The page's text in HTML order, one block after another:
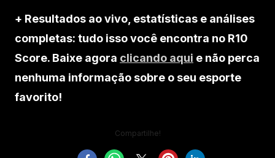
+ Resultados ao vivo, estatísticas e análises
completas: tudo isso você encontra no R10
Score. Baixe agora clicando aqui e não perca
nenhuma informação sobre o seu esporte
favorito!
Compartilhe!